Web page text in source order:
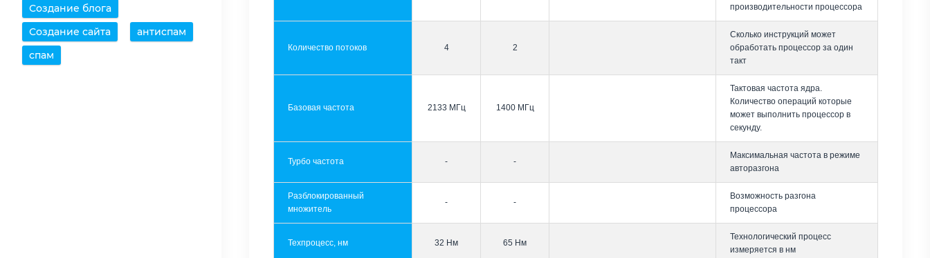
Создание блога
Создание сайта
антиспам
спам
производительности процессора
Количество потоков 4 2
Сколько инструкций может
обработать процессор за один
такт
Базовая частота 2133 МГц 1400 МГц
Тактовая частота ядра.
Количество операций которые
может выполнить процессор в
секунду.
Турбо частота - -
Максимальная частота в режиме
авторазгона
Разблокированный
множитель
- -
Возможность разгона
процессора
Техпроцесс, нм 32 Нм 65 Нм
Технологический процесс
измеряется в нм